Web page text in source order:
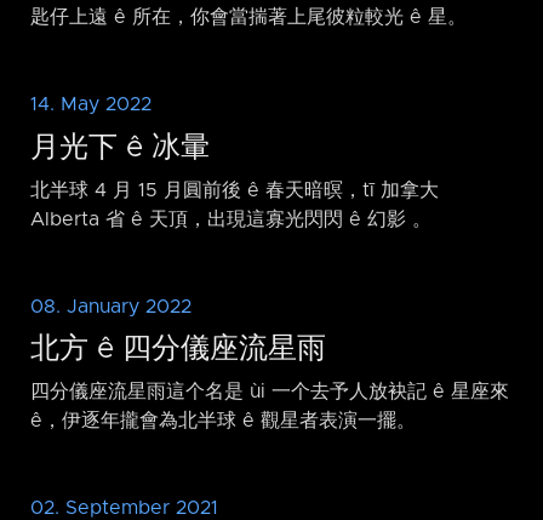
匙仔上遠 ê 所在，你會當揣著上尾彼粒較光 ê 星。
14. May 2022
月光下 ê 冰暈
北半球 4 月 15 月圓前後 ê 春天暗暝，tī 加拿大
Alberta 省 ê 天頂，出現這寡光閃閃 ê 幻影 。
08. January 2022
北方 ê 四分儀座流星雨
四分儀座流星雨這个名是 ùi 一个去予人放袂記 ê 星座來
ê，伊逐年攏會為北半球 ê 觀星者表演一擺。
02. September 2021